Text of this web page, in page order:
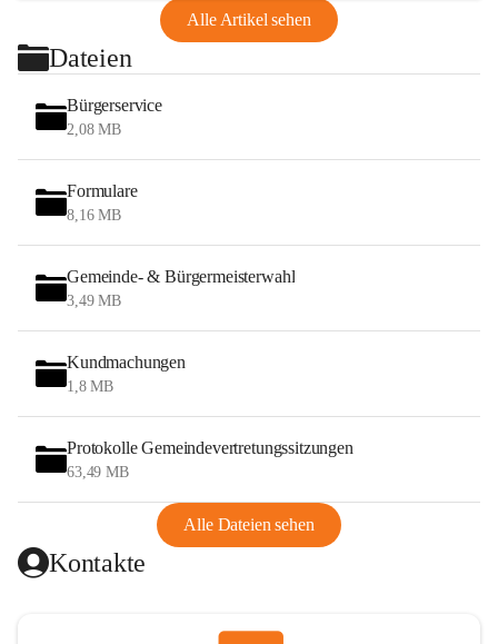
Alle Artikel sehen
Dateien
Bürgerservice
2,08 MB
Formulare
8,16 MB
Gemeinde- & Bürgermeisterwahl
3,49 MB
Kundmachungen
1,8 MB
Protokolle Gemeindevertretungssitzungen
63,49 MB
Alle Dateien sehen
Kontakte